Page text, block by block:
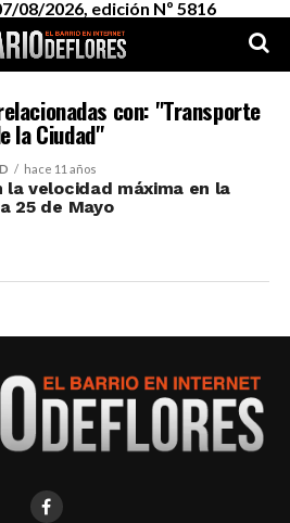
08/2026, edición Nº 5816
con: "Transporte
la Ciudad"
hace 11 años
la velocidad máxima en la
25 de Mayo